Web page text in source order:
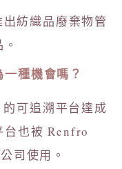
紡織品廢棄物管
種機會嗎？
的可追溯平台達成
台也被 Renfro
司使用。